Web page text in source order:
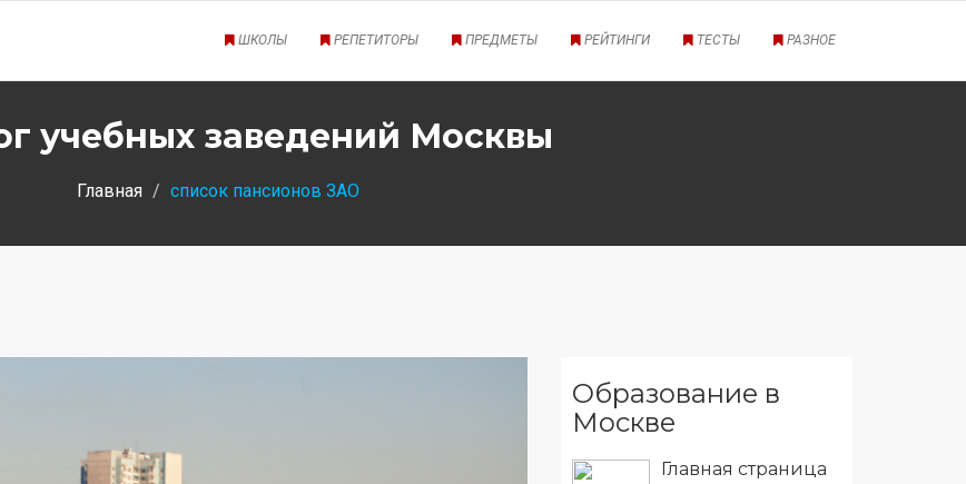
ШКОЛЫ РЕПЕТИТОРЫ ПРЕДМЕТЫ РЕЙТИНГИ ТЕСТЫ РАЗНОЕ
учебных заведений Москвы
Главная список пансионов ЗАО
Образование в
Москве
Главная страница